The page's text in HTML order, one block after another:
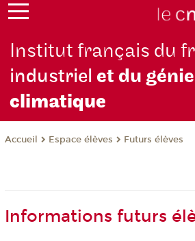
Institut français du
industrielet du génie
climatique
Accueil Espace élèves Futurs élèves
Informations futurs